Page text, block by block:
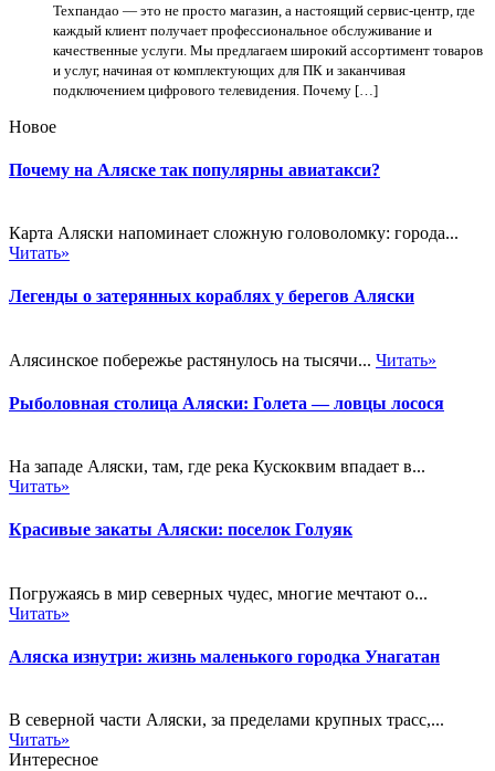
Техпандао — это не просто магазин, а настоящий сервис-центр, где
каждый клиент получает профессиональное обслуживание и
качественные услуги. Мы предлагаем широкий ассортимент товаров
и услуг, начиная от комплектующих для ПК и заканчивая
подключением цифрового телевидения. Почему […]
Новое
Почему на Аляске так популярны авиатакси?
Карта Аляски напоминает сложную головоломку: города...
Читать»
Легенды о затерянных кораблях у берегов Аляски
Алясинское побережье растянулось на тысячи... Читать»
Рыболовная столица Аляски: Голета — ловцы лосося
На западе Аляски, там, где река Кускоквим впадает в...
Читать»
Красивые закаты Аляски: поселок Голуяк
Погружаясь в мир северных чудес, многие мечтают о...
Читать»
Аляска изнутри: жизнь маленького городка Унагатан
В северной части Аляски, за пределами крупных трасс,...
Читать»
Интересное